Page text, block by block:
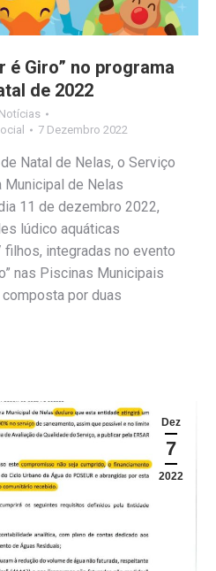
é Giro” no programa
de 2022
Notícias
7 Dezembro 2022
Natal de Nelas, o Serviço
Municipal de Nelas
11 de dezembro 2022,
lúdico aquáticas
integradas no evento
nas Piscinas Municipais
por duas
Dez
7
2022